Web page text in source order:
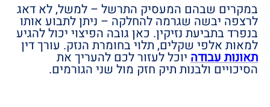
במקרים שבהם המעסיק התרשל – למשל, לא דאג
לרצפה יבשה שגרמה להחלקה – ניתן לתבוע אותו
בנפרד בתביעת נזיקין. כאן גובה הפיצוי יכול להגיע
למאות אלפי שקלים, תלוי בחומרת הנזק. עורך דין
תאונות עבודה יוכל לעזור לכם להעריך את
הסיכויים ולבנות תיק חזק מול שני הגורמים.